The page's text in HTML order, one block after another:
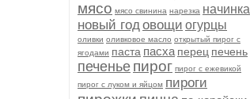
мясо мясо свинина нарезка начинка
новый годовощи огурцы
оливки оливковое масло открытый пирог с
ягодами паста пасха перец печень
печенье пирог пирог с ежевикой
пирог с луком и яйцом пироги